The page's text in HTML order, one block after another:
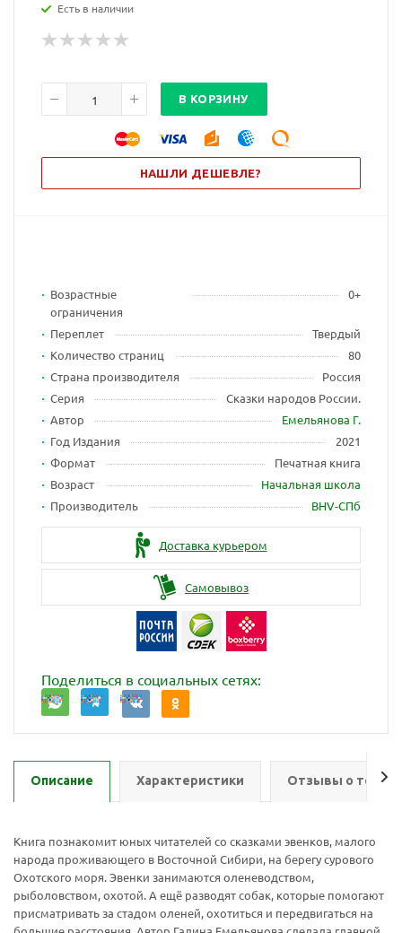
Есть в наличии
В КОРЗИНУ
НАШЛИ ДЕШЕВЛЕ?
Возрастные
ограничения
0+
Переплет
Твердый
Количество страниц
80
Страна производителя
Россия
Серия
Сказки народов России.
Автор
Емельянова Г.
Год Издания
2021
Формат
Печатная книга
Возраст
Начальная школа
Производитель
BHV-CПб
Доставка курьером
Самовывоз
Поделиться в социальных сетях:
Описание Характеристики Отзывы о
Книга познакомит юных читателей со сказками эвенков, малого
народа проживающего в Восточной Сибири, на берегу сурового
Охотского моря. Эвенки занимаются оленеводством,
рыболовством, охотой. А ещё разводят собак, которые помогают
присматривать за стадом оленей, охотиться и передвигаться на
Ваш E-mail:
Ваш E-mail: